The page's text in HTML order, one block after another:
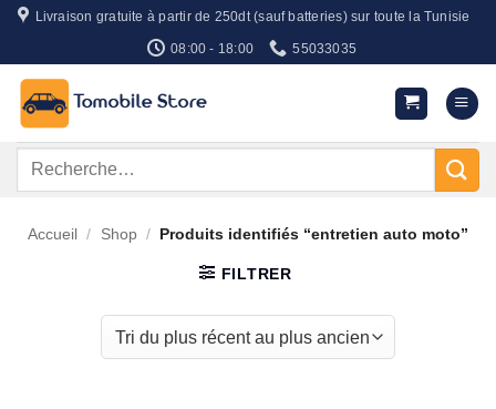
Passer
contenu
Livraison gratuite à partir de 250dt (sauf batteries) sur toute la Tunisie
08:00 - 18:00 55033035
Recherche
Accueil / Shop / Produits identifiés “entretien auto moto”
FILTRER